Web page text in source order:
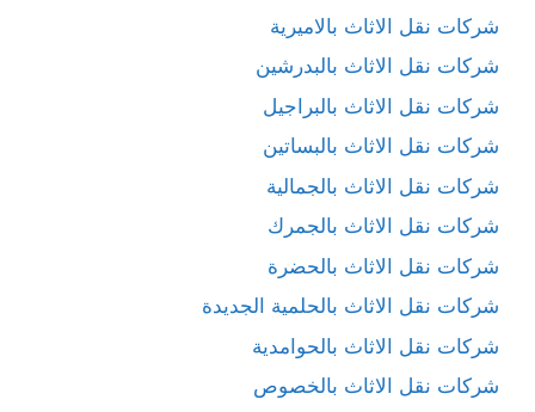
شركات نقل الاثاث بالاميرية
شركات نقل الاثاث بالبدرشين
شركات نقل الاثاث بالبراجيل
شركات نقل الاثاث بالبساتين
شركات نقل الاثاث بالجمالية
شركات نقل الاثاث بالجمرك
شركات نقل الاثاث بالحضرة
شركات نقل الاثاث بالحلمية الجديدة
شركات نقل الاثاث بالحوامدية
شركات نقل الاثاث بالخصوص